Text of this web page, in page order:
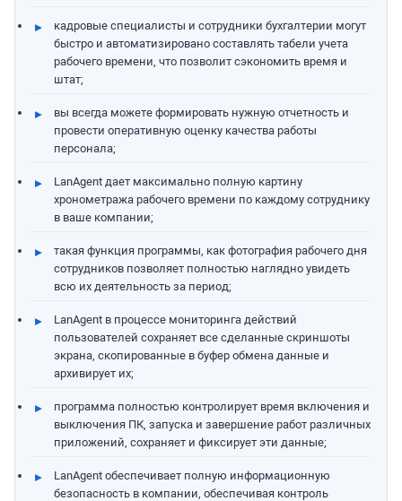
кадровые специалисты и сотрудники бухгалтерии могут
быстро и автоматизировано составлять табели учета
рабочего времени, что позволит сэкономить время и
штат;
вы всегда можете формировать нужную отчетность и
провести оперативную оценку качества работы
персонала;
LanAgent дает максимально полную картину
хронометража рабочего времени по каждому сотруднику
в ваше компании;
такая функция программы, как фотография рабочего дня
сотрудников позволяет полностью наглядно увидеть
всю их деятельность за период;
LanAgent в процессе мониторинга действий
пользователей сохраняет все сделанные скриншоты
экрана, скопированные в буфер обмена данные и
архивирует их;
программа полностью контролирует время включения и
выключения ПК, запуска и завершение работ различных
приложений, сохраняет и фиксирует эти данные;
LanAgent обеспечивает полную информационную
безопасность в компании, обеспечивая контроль